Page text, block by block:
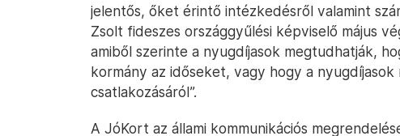
jelentős, őket érintő intézkedésről valamint
Zsolt fideszes országgyűlési képviselő május
amiből szerinte a nyugdíjasok megtudhatják,
kormány az időseket, vagy hogy a nyugdíjasok
csatlakozásáról”.
A JóKort az állami kommunikációs